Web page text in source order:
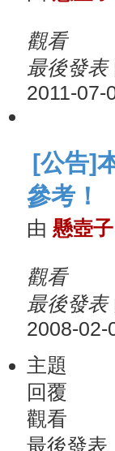
觀看
最後發表
2011-07-
[公告]
參考！
由 懸壺子
觀看
最後發表
2008-02-
主題
回覆
觀看
最後發表